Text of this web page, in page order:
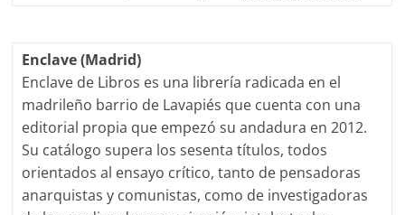
Enclave (Madrid)
Enclave de Libros es una librería radicada en el
madrileño barrio de Lavapiés que cuenta con una
editorial propia que empezó su andadura en 2012.
Su catálogo supera los sesenta títulos, todos
orientados al ensayo crítico, tanto de pensadoras
anarquistas y comunistas, como de investigadoras